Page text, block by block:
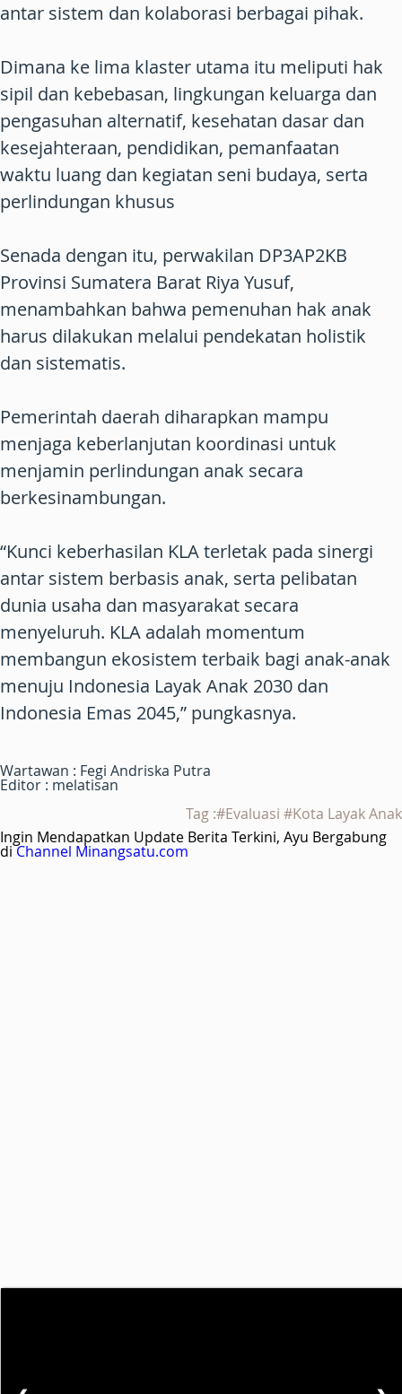
antar sistem dan kolaborasi berbagai pihak.
Dimana ke lima klaster utama itu meliputi hak
sipil dan kebebasan, lingkungan keluarga dan
pengasuhan alternatif, kesehatan dasar dan
kesejahteraan, pendidikan, pemanfaatan
waktu luang dan kegiatan seni budaya, serta
perlindungan khusus
Senada dengan itu, perwakilan DP3AP2KB
Provinsi Sumatera Barat Riya Yusuf,
menambahkan bahwa pemenuhan hak anak
harus dilakukan melalui pendekatan holistik
dan sistematis.
Pemerintah daerah diharapkan mampu
menjaga keberlanjutan koordinasi untuk
menjamin perlindungan anak secara
berkesinambungan.
“Kunci keberhasilan KLA terletak pada sinergi
antar sistem berbasis anak, serta pelibatan
dunia usaha dan masyarakat secara
menyeluruh. KLA adalah momentum
membangun ekosistem terbaik bagi anak-anak
menuju Indonesia Layak Anak 2030 dan
Indonesia Emas 2045,” pungkasnya.
Wartawan : Fegi Andriska Putra
Editor : melatisan
Tag :#Evaluasi #Kota Layak Anak
Ingin Mendapatkan Update Berita Terkini, Ayu Bergabung
diChannel Minangsatu.com